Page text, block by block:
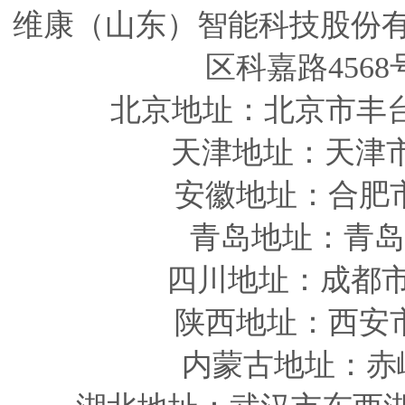
维康（山东）智能科技股
区科嘉路
北京地址：北京市丰
天津地址 ：天津
安徽地址 ：合
青岛地址 ：青
四川 地址 ：成都
陕西地址 ：西
内蒙古地址：